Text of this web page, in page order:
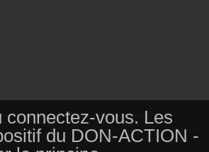
vous. Les
du DON-ACTION -